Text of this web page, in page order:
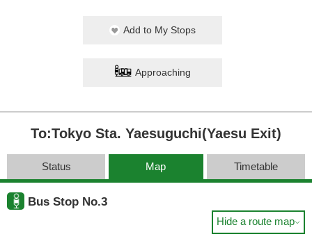
Add to My Stops
Approaching
To:Tokyo Sta. Yaesuguchi(Yaesu Exit)
Status Map Timetable
Bus Stop No.3
Hide a route map